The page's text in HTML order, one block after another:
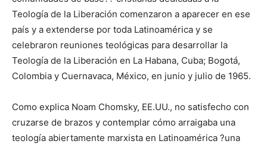
Teología de la Liberación comenzaron a aparecer en ese
país y a extenderse por toda Latinoamérica y se
celebraron reuniones teológicas para desarrollar la
Teología de la Liberación en La Habana, Cuba; Bogotá,
Colombia y Cuernavaca, México, en junio y julio de 1965.
Como explica Noam Chomsky, EE.UU., no satisfecho con
cruzarse de brazos y contemplar cómo arraigaba una
teología abiertamente marxista en Latinoamérica ?una